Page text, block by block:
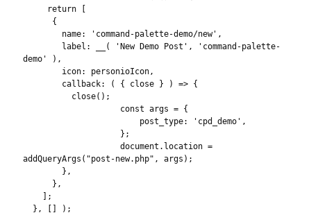
demo' ),
                    document.location =
addQueryArgs("post-new.php", args);